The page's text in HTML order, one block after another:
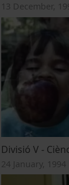
13 December,
Divisió V -
24 January, 1994